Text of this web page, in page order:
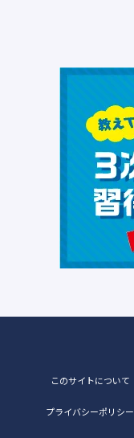
このサイトについて
プライバシーポリシー